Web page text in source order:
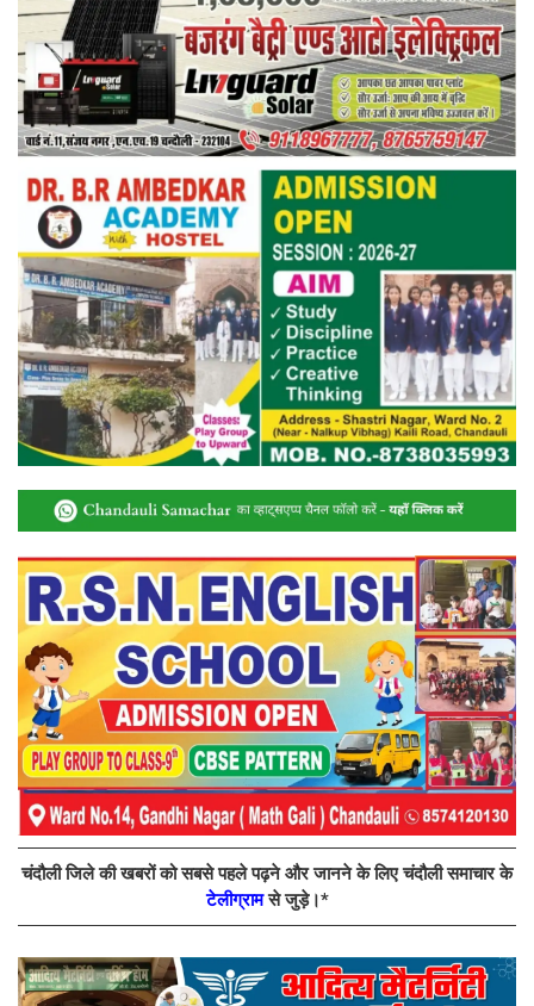
चंदौली जिले की खबरों को सबसे पहले पढ़ने और जानने के लिए चंदौली समाचार के
टेलीग्रामसे जुड़े।*